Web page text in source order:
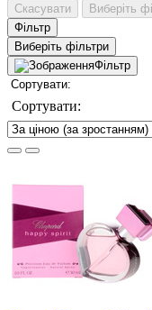
Скасувати
Виберіть
Фільтр
Виберіть фільтри
Фільтр
Сортувати: